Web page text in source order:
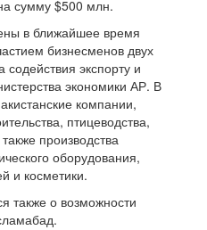
сумму $500 млн.
в ближайшее время
бизнесменов двух
экспорту и
экономики АР. В
компании,
птицеводства,
производства
оборудования,
и косметики.
также о возможности